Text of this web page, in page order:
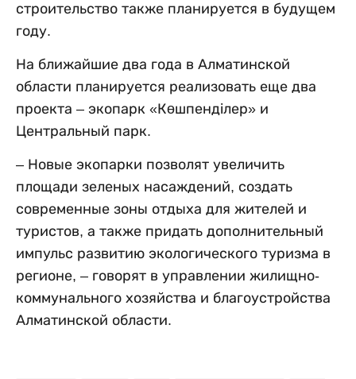
строительство также планируется в будущем
году.
На ближайшие два года в Алматинской
области планируется реализовать еще два
проекта – экопарк «Көшпенділер» и
Центральный парк.
– Новые экопарки позволят увеличить
площади зеленых насаждений, создать
современные зоны отдыха для жителей и
туристов, а также придать дополнительный
импульс развитию экологического туризма в
регионе, – говорят в управлении жилищно-
коммунального хозяйства и благоустройства
Алматинской области.